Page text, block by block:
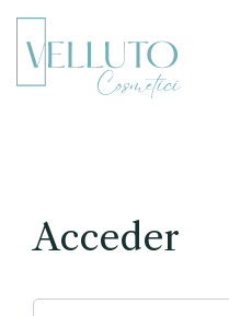
Acceder